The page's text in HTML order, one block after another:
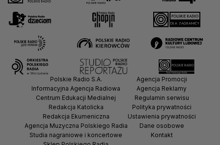
Polskie Radio S.A.
Informacyjna Agencja Radiowa
Centrum Edukacji Medialnej
Redakcja Katolicka
Redakcja Ekumeniczna
Agencja Muzyczna Polskiego Radia
Studia nagraniowe i koncertowe
Agencja Promocji
Agencja Reklamy
Regulamin serwisu
Polityka prywatności
Ustawienia prywatności
Dane osobowe
Kontakt